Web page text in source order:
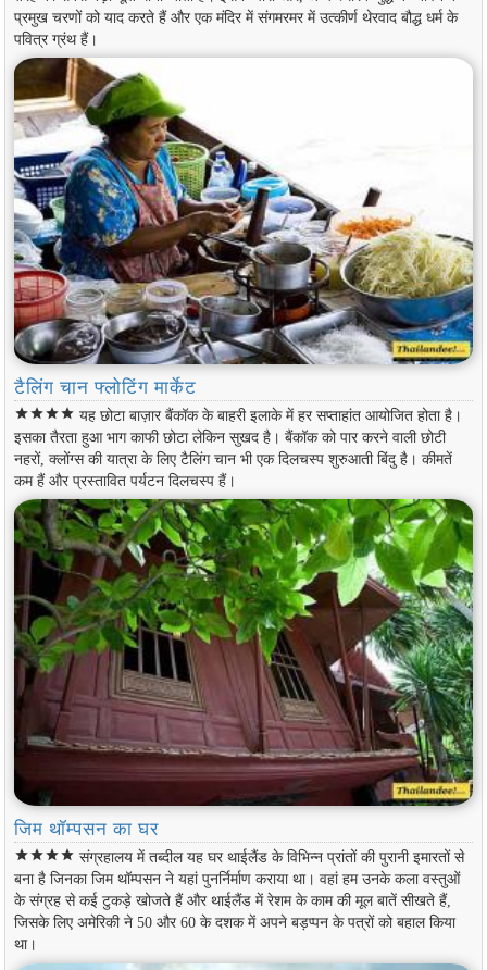
प्रमुख चरणों को याद करते हैं और एक मंदिर में संगमरमर में उत्कीर्ण थेरवाद बौद्ध धर्म के
पवित्र ग्रंथ हैं।
टैलिंग चान फ्लोटिंग मार्केट
starstarstarstar यह छोटा बाज़ार बैंकॉक के बाहरी इलाके में हर सप्ताहांत आयोजित होता है।
इसका तैरता हुआ भाग काफी छोटा लेकिन सुखद है। बैंकॉक को पार करने वाली छोटी
नहरों, क्लोंग्स की यात्रा के लिए टैलिंग चान भी एक दिलचस्प शुरुआती बिंदु है। कीमतें
कम हैं और प्रस्तावित पर्यटन दिलचस्प हैं।
जिम थॉम्पसन का घर
starstarstarstar संग्रहालय में तब्दील यह घर थाईलैंड के विभिन्न प्रांतों की पुरानी इमारतों से
बना है जिनका जिम थॉम्पसन ने यहां पुनर्निर्माण कराया था। वहां हम उनके कला वस्तुओं
के संग्रह से कई टुकड़े खोजते हैं और थाईलैंड में रेशम के काम की मूल बातें सीखते हैं,
जिसके लिए अमेरिकी ने 50 और 60 के दशक में अपने बड़प्पन के पत्रों को बहाल किया
था।